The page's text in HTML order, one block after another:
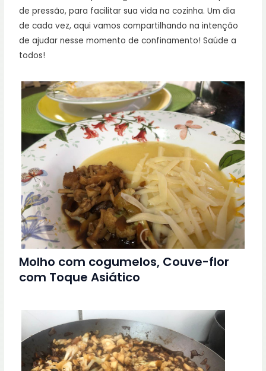
de pressão, para facilitar sua vida na cozinha. Um dia
de cada vez, aqui vamos compartilhando na intenção
de ajudar nesse momento de confinamento! Saúde a
todos!
Molho com cogumelos, Couve-flor
com Toque Asiático